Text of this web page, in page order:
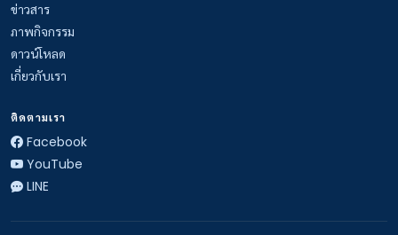
ข่าวสาร
ภาพกิจกรรม
ดาวน์โหลด
เกี่ยวกับเรา
ติดตามเรา
Facebook
YouTube
LINE